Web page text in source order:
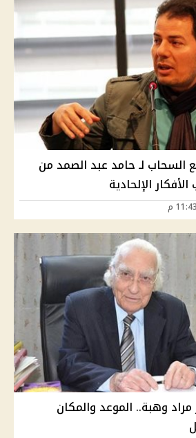
السحاب لـ حامد عبد الصمد من
الإلحادية
مراد وهبة.. الموعد والمكان